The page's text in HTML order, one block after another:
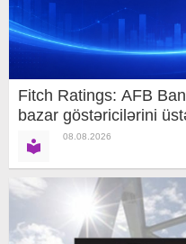
Fitch Ratings: AFB
bazar göstəricilərini
08.08.2026